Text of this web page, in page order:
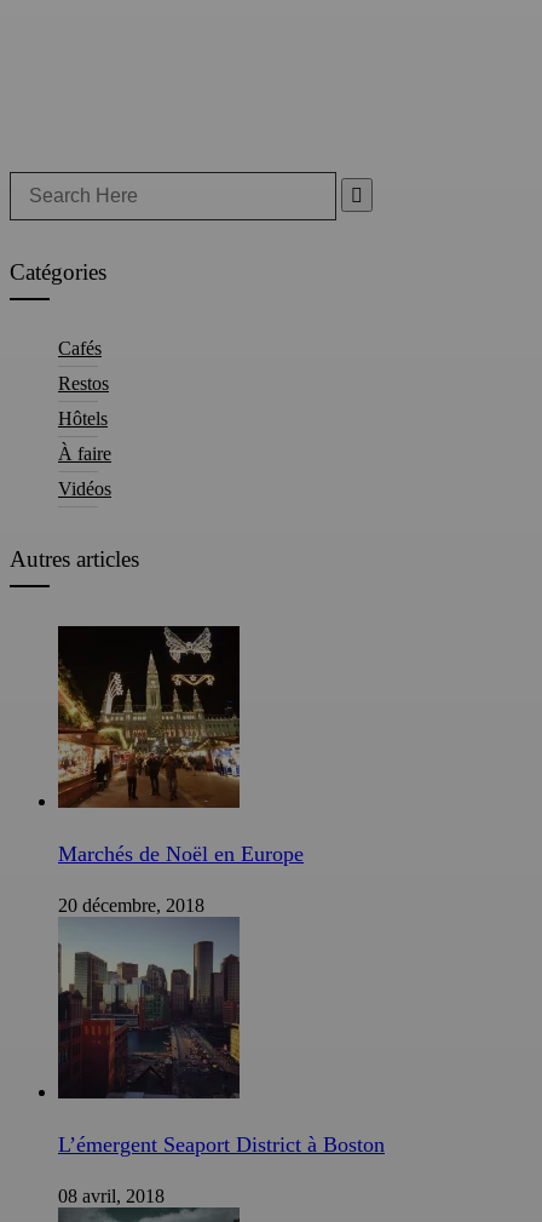
for:
Catégories
Cafés
Restos
Hôtels
À faire
Vidéos
Autres articles
Marchés de Noël en Europe
20 décembre, 2018
L’émergent Seaport District à Boston
08 avril, 2018